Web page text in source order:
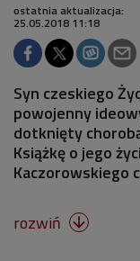
ostatnia aktualizacja:
25.05.2018 11:18
Syn czeskiego
powojenny
dotknięty
Książkę o jego
Kaczorowskiego
rozwiń 